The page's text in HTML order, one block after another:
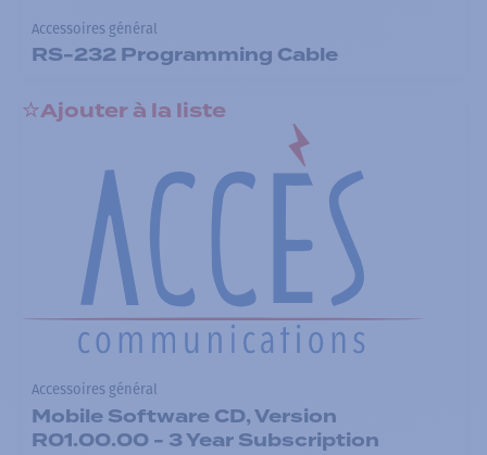
Accessoires général
RS-232 Programming Cable
Ajouter à la liste
Accessoires général
Mobile Software CD, Version
R01.00.00 - 3 Year Subscription